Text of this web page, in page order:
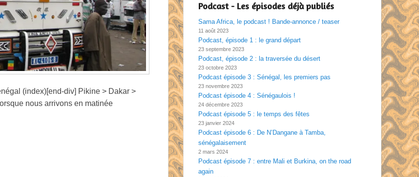
(index)[end-div] Pikine > Dakar >
nous arrivons en matinée
Podcast - Les épisodes déjà publiés
Sama Africa, le podcast ! Bande-annonce / teaser
11 août 2023
Podcast, épisode 1 : le grand départ
23 septembre 2023
Podcast, épisode 2 : la traversée du désert
23 octobre 2023
Podcast épisode 3 : Sénégal, les premiers pas
23 novembre 2023
Podcast épisode 4 : Sénégaulois !
24 décembre 2023
Podcast épisode 5 : le temps des fêtes
23 janvier 2024
Podcast épisode 6 : De N’Dangane à Tamba,
sénégalaisement
2 mars 2024
Podcast épisode 7 : entre Mali et Burkina, on the road
again